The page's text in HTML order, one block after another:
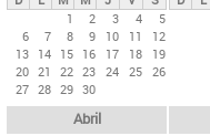
p
n
1
2 3 4
5
6
7 8 9 10 11
12
13 14 15 16 17 18
19
20 21 22 23 24 25 26
27 28 29 30
Abril